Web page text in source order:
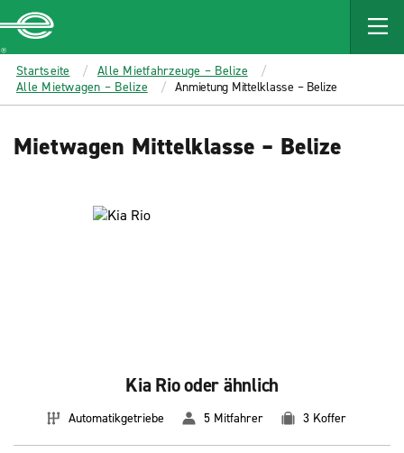
MAIN
CONTENT
Enterprise
Startseite
Alle Mietfahrzeuge – Belize
Alle Mietwagen – Belize
Anmietung Mittelklasse – Belize
Mietwagen Mittelklasse – Belize
Kia Rio oder ähnlich
Automatikgetriebe 5 Mitfahrer 3 Koffer